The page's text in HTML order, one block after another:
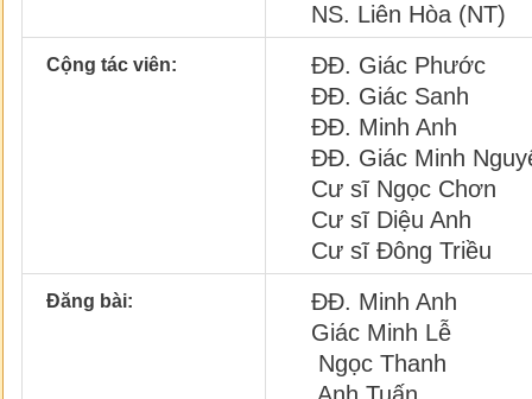
NS. Liên Hòa (NT)
Cộng tác viên:
ĐĐ. Giác Phước
ĐĐ. Giác Sanh
ĐĐ. Minh Anh
ĐĐ. Giác Minh
Cư sĩ Ngọc Chơn
Cư sĩ Diệu Anh
Cư sĩ Đông Triều
Đăng bài:
ĐĐ. Minh Anh
Giác Minh Lễ
Ngọc Thanh